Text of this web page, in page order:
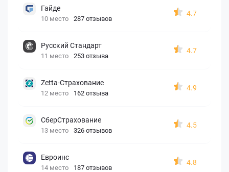
Гайде
10 место 287 отзывов
4.7
Русский Стандарт
11 место 253 отзыва
4.7
Zetta-Страхование
12 место 162 отзыва
4.9
СберСтрахование
13 место 326 отзывов
4.5
Евроинс
14 место 187 отзывов
4.8